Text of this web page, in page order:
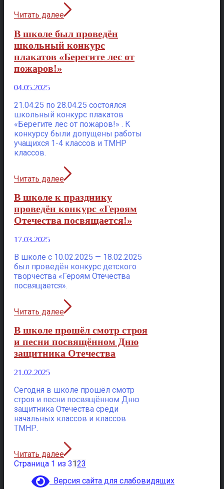
Читать далее
В школе был проведён
школьный конкурс
плакатов «Берегите лес от
пожаров!»
04.05.2025
21.04.25 по 28.04.25 состоялся
школьный конкурс плакатов
«Берегите лес от пожаров!» . К
конкурсу были допущены работы
учащихся 1-4 классов и ТМНР
классов.
Читать далее
В школе к празднику
проведён конкурс «Героям
Отечества посвящается!»
17.03.2025
В школе с 10.02.2025 — 18.02.2025
был проведён конкурс детского
творчества «Героям Отечества
посвящается».
Читать далее
В школе прошёл смотр строя
и песни посвящённом Дню
защитника Отечества
21.02.2025
Сегодня в школе прошёл смотр
строя и песни посвящённом Дню
защитника Отечества среди
начальных классов и классов
ТМНР.
Читать далее
Страница 1 из 3123
Версия сайта для слабовидящих